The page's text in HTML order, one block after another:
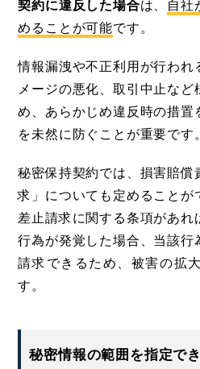
契約に違反した場合は、
自社
めることが可能です。
情報漏洩や不正利用が行われ
メージの悪化、取引中止など
め、あらかじめ違反時の措置
を未然に防ぐことが重要です
秘密保持契約では、損害賠償
求」についても定めることが
差止請求に関する条項があれ
行為が発覚した場合、当該行
請求できるため、被害の拡
す。
秘密情報の範囲を指定で